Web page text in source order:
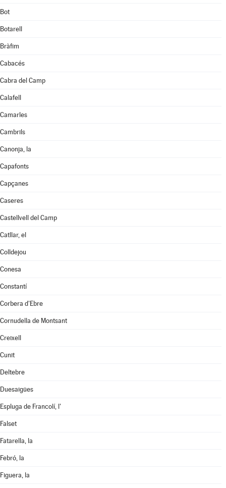
Bot
Botarell
Bràfim
Cabacés
Cabra del Camp
Calafell
Camarles
Cambrils
Canonja, la
Capafonts
Capçanes
Caseres
Castellvell del Camp
Catllar, el
Colldejou
Conesa
Constantí
Corbera d'Ebre
Cornudella de Montsant
Creixell
Cunit
Deltebre
Duesaigües
Espluga de Francolí, l'
Falset
Fatarella, la
Febró, la
Figuera, la